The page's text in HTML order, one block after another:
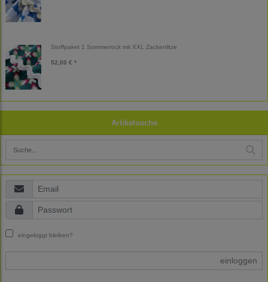
Stoffpaket 1 Sommerrock mit XXL Zackenlitze
52,00 € *
Artikelsuche
eingeloggt bleiben?
einloggen